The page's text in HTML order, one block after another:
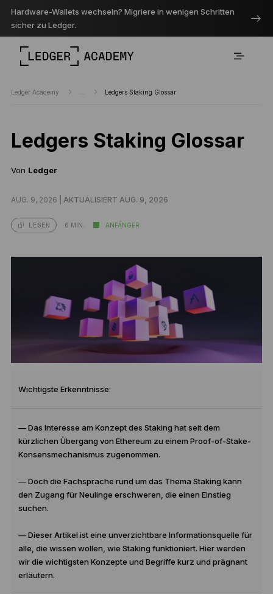
Hardware-Wallets wechseln? Migriere in wenigen Schritten
sicher zu Ledger.
Ledger Academy Ledgers Staking Glossar
Ledgers Staking Glossar
Von Ledger
AUG. 9, 2026 | AKTUALISIERT AUG. 9, 2026
LESEN 6 MIN. ANFÄNGER
Wichtigste Erkenntnisse:
— Das Interesse am Konzept des Staking hat seit dem
kürzlichen Übergang von Ethereum zu einem Proof-of-Stake-
Konsensmechanismus zugenommen.
— Doch die Fachsprache rund um das Thema Staking kann
den Zugang für Neulinge erschweren, die einen Einstieg
suchen.
— Dieser Artikel ist eine unverzichtbare Informationsquelle für
alle, die wissen wollen, wie Staking funktioniert. Hier werden
wir die wichtigsten Konzepte und Begriffe kurz und prägnant
erläutern.